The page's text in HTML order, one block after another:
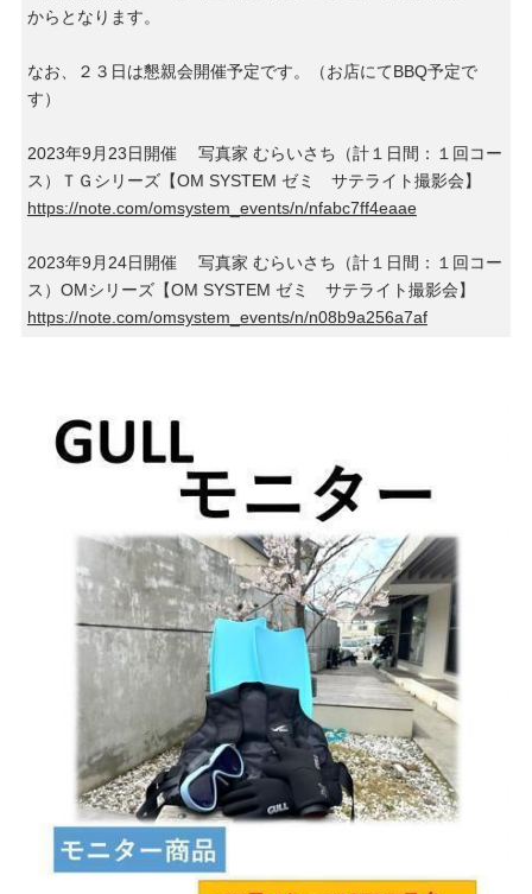
からとなります。
なお、２３日は懇親会開催予定です。（お店にてBBQ予定で
す）
2023年9月23日開催 写真家 むらいさち（計１日間：１回コー
ス）ＴＧシリーズ【OM SYSTEM ゼミ サテライト撮影会】
https://note.com/omsystem_events/n/nfabc7ff4eaae
2023年9月24日開催 写真家 むらいさち（計１日間：１回コー
ス）OMシリーズ【OM SYSTEM ゼミ サテライト撮影会】
https://note.com/omsystem_events/n/n08b9a256a7af